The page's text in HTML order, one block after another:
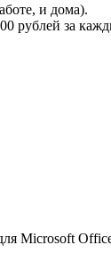
и дома).
рублей за
Microsoft